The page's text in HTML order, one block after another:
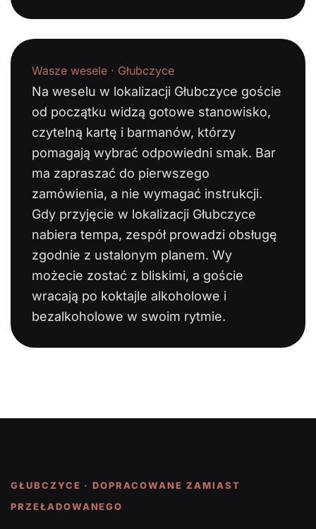
Wasze wesele · Głubczyce
Na weselu w lokalizacji Głubczyce goście
od początku widzą gotowe stanowisko,
czytelną kartę i barmanów, którzy
pomagają wybrać odpowiedni smak. Bar
ma zapraszać do pierwszego
zamówienia, a nie wymagać instrukcji.
Gdy przyjęcie w lokalizacji Głubczyce
nabiera tempa, zespół prowadzi obsługę
zgodnie z ustalonym planem. Wy
możecie zostać z bliskimi, a goście
wracają po koktajle alkoholowe i
bezalkoholowe w swoim rytmie.
GŁUBCZYCE · DOPRACOWANE ZAMIAST
PRZEŁADOWANEGO